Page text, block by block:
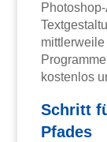
kostenlos
Schritt
Pfades